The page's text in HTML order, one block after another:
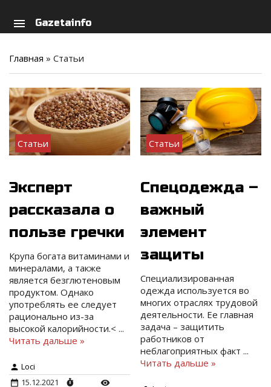
menu Gazetainfo
Главная » Статьи
Статьи
Эксперт
рассказала о
пользе гречки
Крупа богата витаминами и
минералами, а также
является безглютеновым
продуктом. Однако
употреблять ее следует
рационально из-за
высокой калорийности.< ...
Читать дальше »
Loci
15.12.2021
Статьи
Спецодежда –
важный
элемент
защиты
Специализированная
одежда используется во
многих отраслях трудовой
деятельности. Ее главная
задача – защитить
работников от
неблагоприятных факт...
Читать дальше »